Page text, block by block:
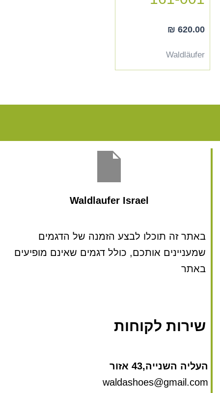
₪ 620.00
Waldläufer
Waldlaufer Israel
באתר זה תוכלו לבצע הזמנה של הדגמים
שמעניינים אותכם, כולל דגמים שאינם מופיעים
באתר
שירות לקוחות
העליה השנייה,43 אזור
waldashoes@gmail.com